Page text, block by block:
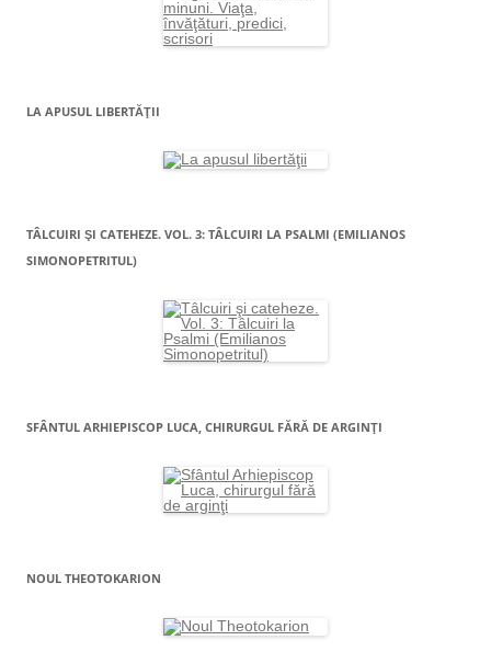
LA APUSUL LIBERTĂŢII
TÂLCUIRI ŞI CATEHEZE. VOL. 3: TÂLCUIRI LA PSALMI (EMILIANOS
SIMONOPETRITUL)
SFÂNTUL ARHIEPISCOP LUCA, CHIRURGUL FĂRĂ DE ARGINŢI
NOUL THEOTOKARION